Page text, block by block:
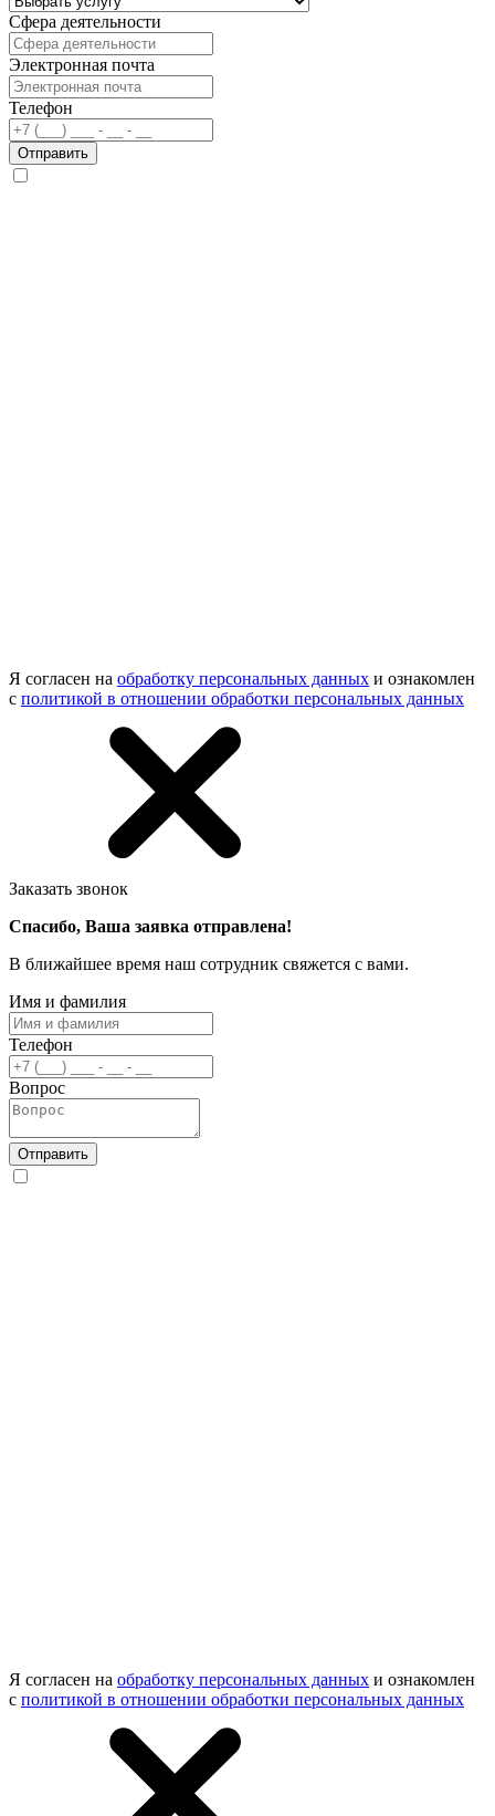
Сфера деятельности
Электронная почта
Телефон
Отправить
Я согласен на обработку персональных данных и ознакомлен
с политикой в отношении обработки персональных данных
Заказать звонок
Спасибо, Ваша заявка отправлена!
В ближайшее время наш сотрудник свяжется с вами.
Имя и фамилия
Телефон
Вопрос
Отправить
Я согласен на обработку персональных данных и ознакомлен
с политикой в отношении обработки персональных данных